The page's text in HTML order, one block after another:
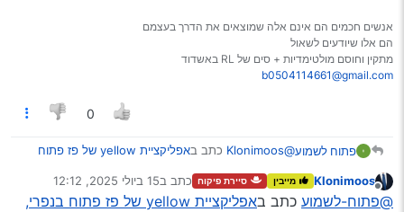
אנשים חכמים הם אינם אלה שמוצאים את הדרך בעצמם
הם אלו שיודעים לשאול
מתקין וחוסם מולטימדיות + סים של RL באשדוד
b0504114661@gmail.com
0
פתוח לשמוע@Klonimoos כתב ב
אפליקציית yellow של פז פתוח
בבקשה
מנותק
Klonimoos מייבין סיירת פיקוח כתב ב15 ביולי 2025, 12:12
נערך לאחרונה על ידי
@פתוח-לשמוע כתב ב
אפליקציית yellow של פז פתוח בנפרי,